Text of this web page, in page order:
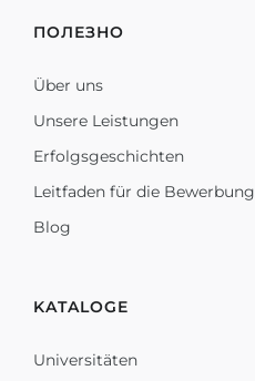
ПОЛЕЗНО
Über uns
Unsere Leistungen
Erfolgsgeschichten
Leitfaden für die Bewerbung
Blog
KATALOGE
Universitäten